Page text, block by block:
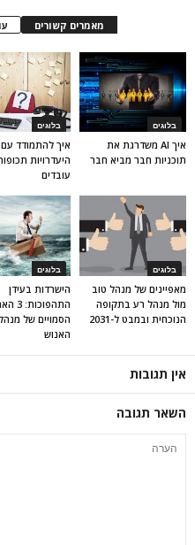
מאמרים קשורים
בלוגים
איך להתמודד עם
היעדרויות
עובדים
בלוגים
איך AI משדרגת את
תוכניות חבר מביא חבר
בלוגים
הישרדות בעידן
הסמויים של
האנוש
בלוגים
מאפיינים של מנהל טוב
מול מנהל רע בתקופה
הנוכחית ובמבט ל-2031
אין תגובות
השאר תגובה